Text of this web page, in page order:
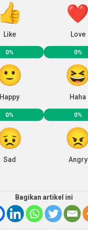
Like Love
0%
Happy
0%
Haha
0%
Sad
0%
Angry
Bagikan artikel ini